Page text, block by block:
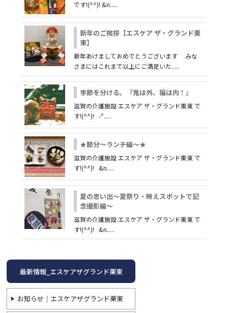
です!(^^)! &n.....
新年のご挨拶【エスケア ザ・グランド栗
東】
新年あけましておめでとうございます みな
さまにはこれまで以上にご満足いた.....
季節を分ける。『鬼は外、福は内！』
滋賀の介護施設 エスケア ザ・グランド栗東 で
す!(^^)! -*.....
★節分～ランチ編～★
滋賀の介護施設 エスケア ザ・グランド栗東 で
す!(^^)! &n.....
夏の思い出～夏祭り・映えスポットで記
念撮影編～
滋賀の介護施設 エスケア ザ・グランド栗東 で
す!(^^)! &n.....
最新情報_エスケアザグランド栗東
お知らせ｜エスケアザグランド栗東